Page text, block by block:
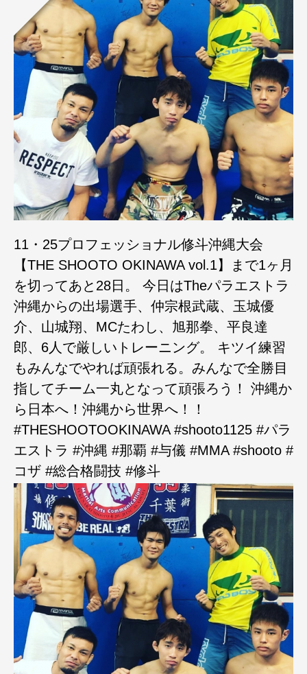
11・25プロフェッショナル修斗沖縄大会
【THE SHOOTO OKINAWA vol.1】まで1ヶ月
を切ってあと28日。 今日はTheパラエストラ
沖縄からの出場選手、仲宗根武蔵、玉城優
介、山城翔、MCたわし、旭那拳、平良達
郎、6人で厳しいトレーニング。 キツイ練習
もみんなでやれば頑張れる。みんなで全勝目
指してチーム一丸となって頑張ろう！ 沖縄か
ら日本へ！沖縄から世界へ！！
#THESHOOTOOKINAWA #shooto1125 #パラ
エストラ #沖縄 #那覇 #与儀 #MMA #shooto #
コザ #総合格闘技 #修斗